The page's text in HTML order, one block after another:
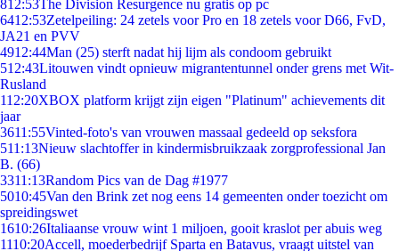
812:53The Division Resurgence nu gratis op pc
6412:53Zetelpeiling: 24 zetels voor Pro en 18 zetels voor D66, FvD,
JA21 en PVV
4912:44Man (25) sterft nadat hij lijm als condoom gebruikt
512:43Litouwen vindt opnieuw migrantentunnel onder grens met Wit-
Rusland
112:20XBOX platform krijgt zijn eigen "Platinum" achievements dit
jaar
3611:55Vinted-foto's van vrouwen massaal gedeeld op seksfora
511:13Nieuw slachtoffer in kindermisbruikzaak zorgprofessional Jan
B. (66)
3311:13Random Pics van de Dag #1977
5010:45Van den Brink zet nog eens 14 gemeenten onder toezicht om
spreidingswet
1610:26Italiaanse vrouw wint 1 miljoen, gooit kraslot per abuis weg
1110:20Accell, moederbedrijf Sparta en Batavus, vraagt uitstel van